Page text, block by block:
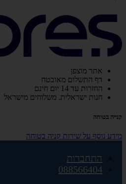
אתר מוצפן
דף התשלום מאובטח
החזרות עד 14 יום חינם
חנות ישראלית. משלוחים מישראל
קנייה בטוחה
מידע נוסף על שירות קניה בטוחה
התחברות
088566404